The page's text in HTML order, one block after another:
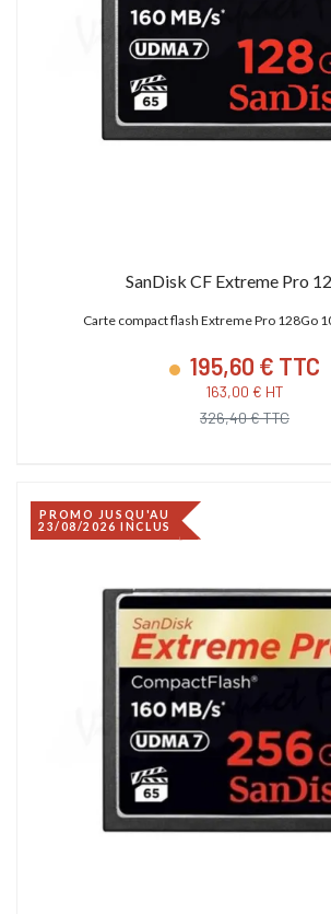
SanDisk CF Extreme Pro
Carte compact flash Extreme Pro 128Go
195,60 € TTC
163,00 € HT
326,40 € TTC
PROMO JUSQU'AU
23/08/2026 INCLUS